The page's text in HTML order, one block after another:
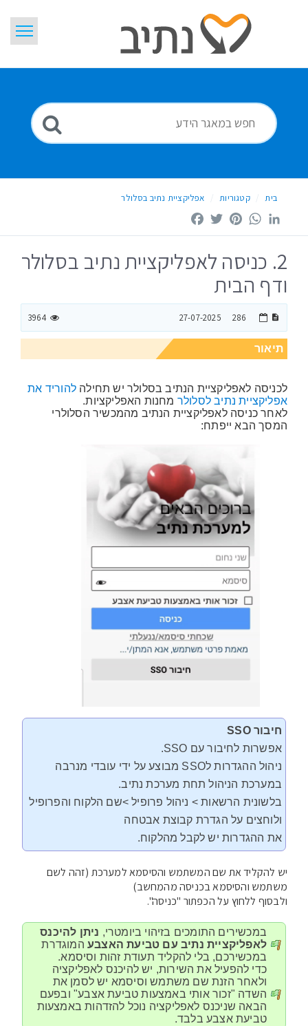
בית
ידיעות
Hebrew בית קטגוריות אפליקציית נתיב בסלולר
FacebookTwitterPinterest
WhatsAppLinkedIn
2. כניסה לאפליקציית נתיב בסלולר
ודף הבית
286
27-07-2025
3964
תיאור
לכניסה לאפליקציית הנתיב בסלולר יש תחילה להוריד את
אפליקציית נתיב לסלולר מחנות האפליקציות.
לאחר כניסה לאפליקציית הנתיב מהמכשיר הסלולרי
המסך הבא ייפתח:
חיבור SSO
אפשרות לחיבור עם SSO.
ניהול ההגדרות לSSO מבוצע על ידי עובדי מנרבה
במערכת הניהול תחת מערכת נתיב.
בלשונית הרשאות > ניהול פרופיל >שם הלקוח והפרופיל
ולוחצים על הגדרת קבוצת אבטחה
את ההגדרות יש לקבל מהלקוח.
יש להקליד את שם המשתמש והסיסמא למערכת (זהה לשם
משתמש והסיסמא בכניסה מהמחשב)
ולבסוף ללחוץ על הכפתור "כניסה".
במכשירים התומכים בזיהוי ביומטרי, ניתן להיכנס
לאפליקציית נתיב עם טביעת האצבע המוגדרת
במכשירכם, בלי להקליד תעודת זהות וסיסמא.
כדי להפעיל את השירות, יש להיכנס לאפליקציה
ולאחר הזנת שם משתמש וסיסמא יש לסמן את
השדה "זכור אותי באמצעות טביעת אצבע" ובפעם
הבאה שניכנס לאפליקציה נוכל להזדהות באמצעות
טביעת אצבע בלבד.